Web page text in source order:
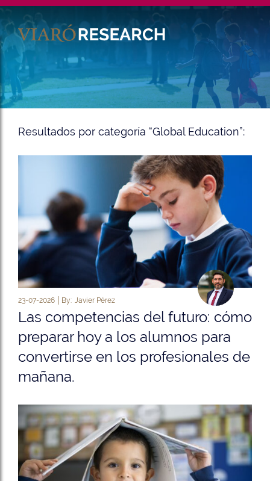
Ca En
Resultados por categoría “Global Education”:
23-07-2026 By: Javier Pérez
Las competencias del futuro: cómo
preparar hoy a los alumnos para
convertirse en los profesionales de
mañana.